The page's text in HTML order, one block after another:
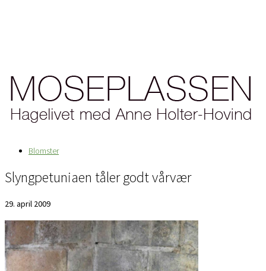
Blomster
Slyngpetuniaen tåler godt vårvær
29. april 2009